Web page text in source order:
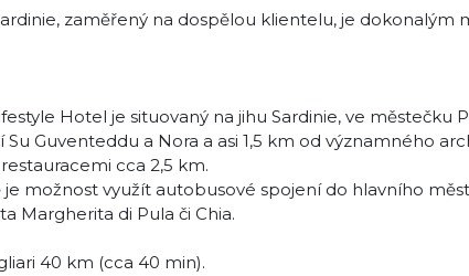
zaměřený na dospělou klientelu, je
Hotel je situovaný na jihu Sardinie, ve městečku
Su Guventeddu a Nora a asi 1,5 km od významného
cca 2,5 km.
možnost využít autobusové spojení do hlavního
Margherita di Pula či Chia.
40 km (cca 40 min).